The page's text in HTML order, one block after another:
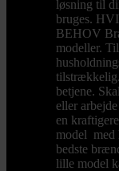
løsning til
bruges.
BEHOV
modeller.
betjene.
eller
en
model med
bedste
lille model